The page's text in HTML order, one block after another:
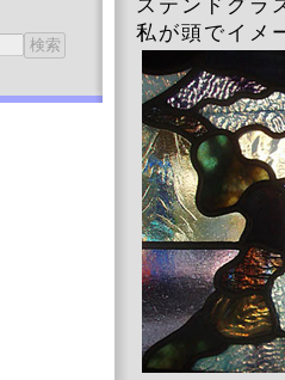
ステンドグラ
私が頭でイメ